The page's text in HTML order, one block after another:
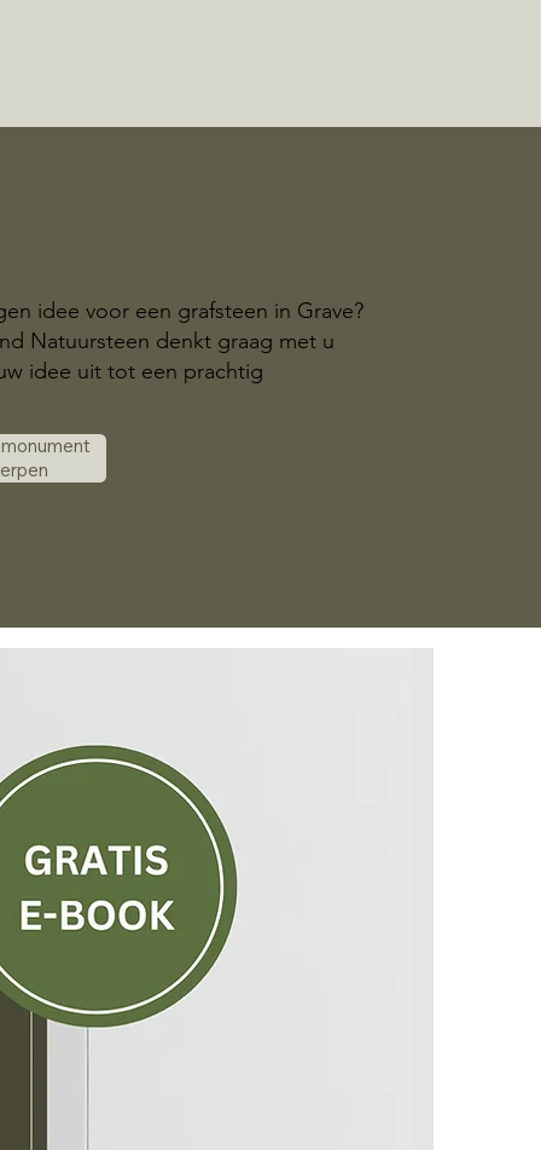
idee voor een grafsteen in Grave?
Natuursteen denkt graag met u
idee uit tot een prachtig